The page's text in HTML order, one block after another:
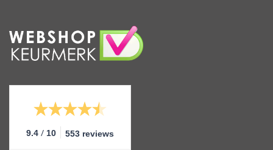
9.4 / 10 553 reviews